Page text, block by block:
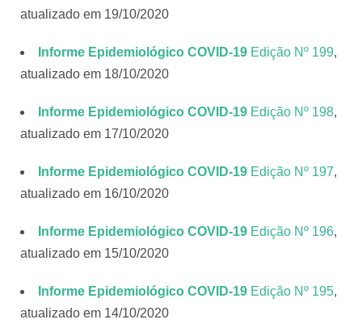
atualizado em 19/10/2020
Informe Epidemiológico COVID-19 Edição Nº 199,
atualizado em 18/10/2020
Informe Epidemiológico COVID-19 Edição Nº 198,
atualizado em 17/10/2020
Informe Epidemiológico COVID-19 Edição Nº 197,
atualizado em 16/10/2020
Informe Epidemiológico COVID-19 Edição Nº 196,
atualizado em 15/10/2020
Informe Epidemiológico COVID-19 Edição Nº 195,
atualizado em 14/10/2020